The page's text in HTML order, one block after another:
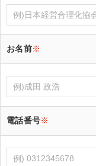
お名前※
電話番号※